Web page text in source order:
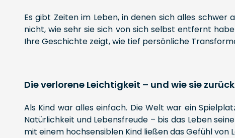
Es gibt Zeiten im Leben, in denen sich alles
nicht, wie sehr sie sich von sich selbst entfernt
Ihre Geschichte zeigt, wie tief persönliche
Die verlorene Leichtigkeit – und wie sie
Als Kind war alles einfach. Die Welt war ein
Natürlichkeit und Lebensfreude – bis das Leben
mit einem hochsensiblen Kind ließen das Gefühl